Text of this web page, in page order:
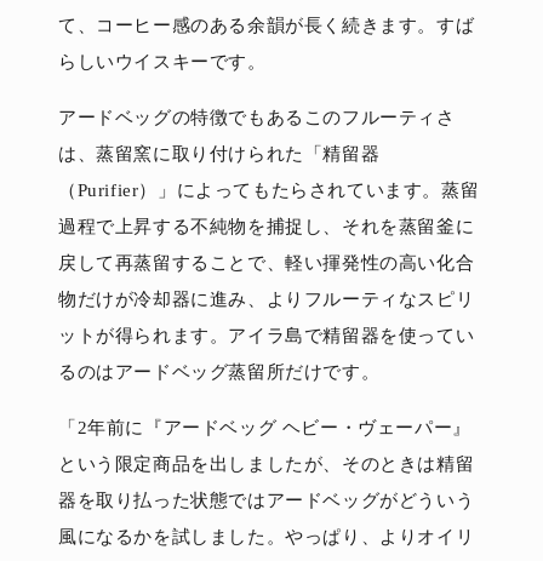
て、コーヒー感のある余韻が長く続きます。すば
らしいウイスキーです。
アードベッグの特徴でもあるこのフルーティさ
は、蒸留窯に取り付けられた「精留器
（Purifier）」によってもたらされています。蒸留
過程で上昇する不純物を捕捉し、それを蒸留釜に
戻して再蒸留することで、軽い揮発性の高い化合
物だけが冷却器に進み、よりフルーティなスピリ
ットが得られます。アイラ島で精留器を使ってい
るのはアードベッグ蒸留所だけです。
「2年前に『アードベッグ ヘビー・ヴェーパー』
という限定商品を出しましたが、そのときは精留
器を取り払った状態ではアードベッグがどういう
風になるかを試しました。やっぱり、よりオイリ